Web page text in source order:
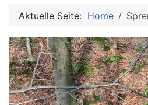
Aktuelle Seite: Home